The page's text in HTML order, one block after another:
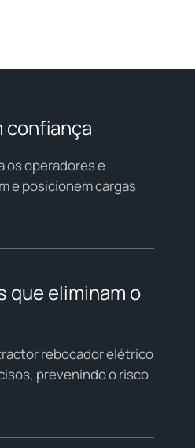
confiança
os operadores e
e posicionem cargas
que eliminam o
rebocador elétrico
prevenindo o risco